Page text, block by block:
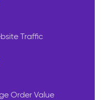
Traffic
Order Value